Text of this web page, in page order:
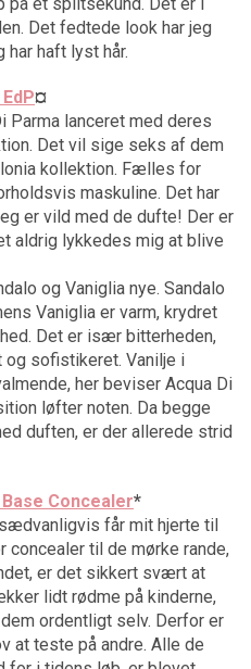
Det fedtede look har jeg
haft lyst hår.
¤
Parma lanceret med deres
Det vil sige seks af dem
kollektion. Fælles for
maskuline. Det har
er vild med de dufte! Der er
aldrig lykkedes mig at blive
og Vaniglia nye. Sandalo
Vaniglia er varm, krydret
Det er især bitterheden,
sofistikeret. Vanilje i
her beviser Acqua Di
løfter noten. Da begge
duften, er der allerede strid
Concealer*
får mit hjerte til
concealer til de mørke rande,
er det sikkert svært at
lidt rødme på kinderne,
ordentligt selv. Derfor er
at teste på andre. Alle de